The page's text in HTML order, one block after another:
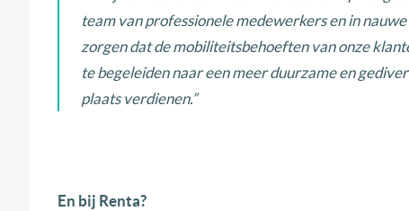
team van professionele medewerkers en in
zorgen dat de mobiliteitsbehoeften van onze
te begeleiden naar een meer duurzame en
plaats verdienen.”
En bij Renta?